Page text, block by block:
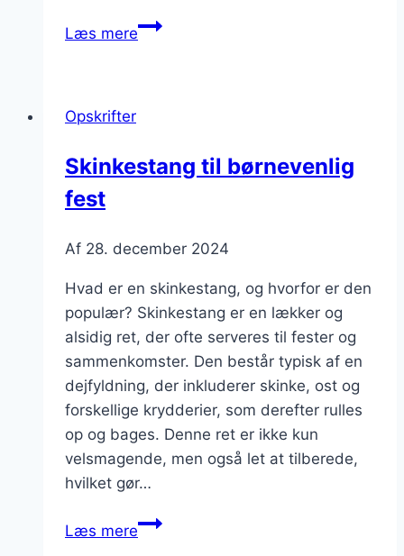
Læs mereSkinkestang
Opskrifter
Skinkestang til børnevenlig
fest
Af 28. december 2024
Hvad er en skinkestang, og hvorfor er den
populær? Skinkestang er en lækker og
alsidig ret, der ofte serveres til fester og
sammenkomster. Den består typisk af en
dejfyldning, der inkluderer skinke, ost og
forskellige krydderier, som derefter rulles
op og bages. Denne ret er ikke kun
velsmagende, men også let at tilberede,
hvilket gør…
Læs mereSkinkestang